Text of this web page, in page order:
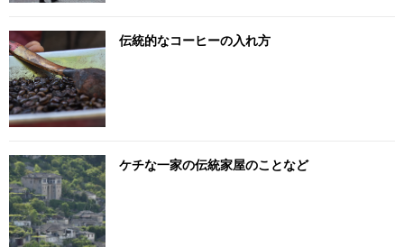
伝統的なコーヒーの入れ方
ケチな一家の伝統家屋のことなど